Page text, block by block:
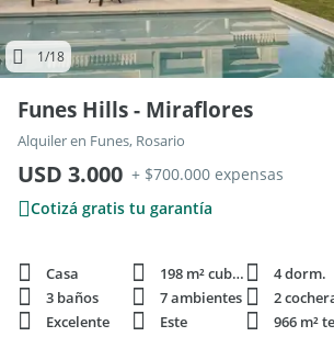
1/18
Funes Hills - Miraflores
Alquiler en Funes, Rosario
USD 3.000 + $700.000 expensas
Cotizá gratis tu garantía
Casa 198 m² cubie. 4 dorm.
3 baños
7 ambientes 2
Excelente
Este